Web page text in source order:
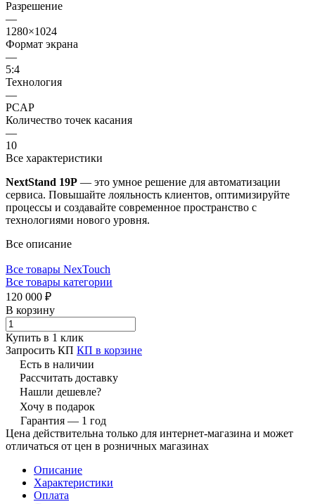
Разрешение
—
1280×1024
Формат экрана
—
5:4
Технология
—
PCAP
Количество точек касания
—
10
Все характеристики
NextStand 19P — это умное решение для автоматизации
сервиса. Повышайте лояльность клиентов, оптимизируйте
процессы и создавайте современное пространство с
технологиями нового уровня.
Все описание
Все товары NexTouch
Все товары категории
120 000 ₽
В корзину
Купить в 1 клик
Запросить КП КП в корзине
Есть в наличии
Рассчитать доставку
Нашли дешевле?
Хочу в подарок
Гарантия — 1 год
Цена действительна только для интернет-магазина и может
отличаться от цен в розничных магазинах
Описание
Характеристики
Оплата